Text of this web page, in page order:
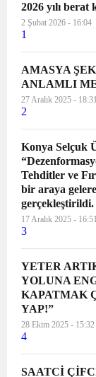
2026 yılı
2 Şubat 2026 - 16:04
1
AMASYA
ANLAMLI
27 Aralık 2025 - 18:31
2
Konya Selçuk
Tehditler ve
bir araya
gerçekleştirildi.
17 Aralık 2025 - 16:51
3
YETER
YOLUNA
KAPATMAK
YAP!”
28 Ekim 2025 - 15:32
4
SAATCİ